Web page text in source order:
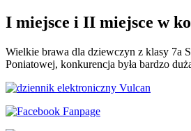
I miejsce i II miejsce w
Wielkie brawa dla dziewczyn z klasy 7a
Poniatowej, konkurencja była bardzo